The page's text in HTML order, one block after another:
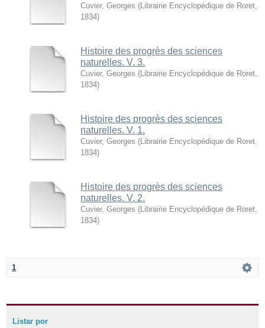
Cuvier, Georges ( Librairie Encyclopédique de Roret
1834)
Histoire des progrès des sciences
naturelles. V. 3.
Cuvier, Georges ( Librairie Encyclopédique de Roret
1834)
Histoire des progrès des sciences
naturelles. V. 1.
Cuvier, Georges ( Librairie Encyclopédique de Roret
1834)
Histoire des progrès des sciences
naturelles. V. 2.
Cuvier, Georges ( Librairie Encyclopédique de Roret
1834)
1
Listar por